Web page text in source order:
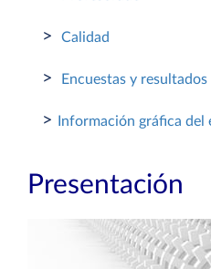
> Calidad
> Encuestas y resultados
> Información gráfica del
Presentación